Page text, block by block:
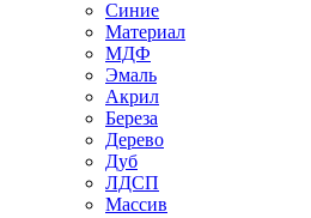
Синие
Материал
МДФ
Эмаль
Акрил
Береза
Дерево
Дуб
ЛДСП
Массив